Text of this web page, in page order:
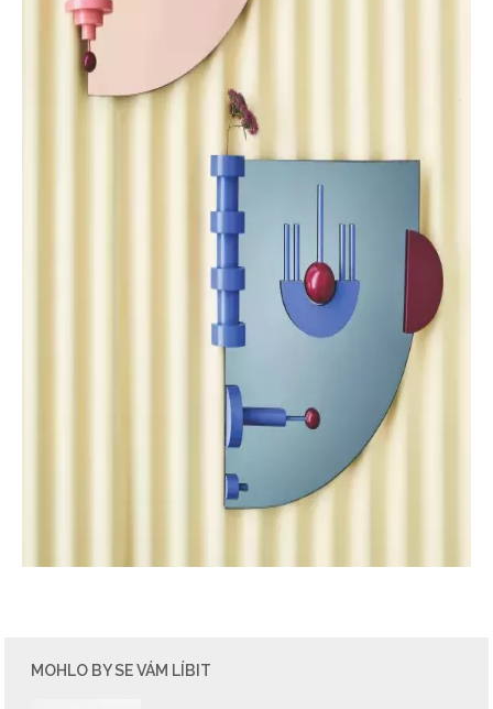
MOHLO BY SE VÁM LÍBIT